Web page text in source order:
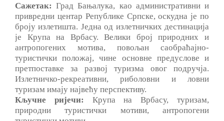
Сажетак: Град Бањалука, као административни и
привредни центар Републике Српске, оскудна je по
броју излетишта. Једна од излетничких дестинација
je Крупа на Врбасу. Велики број природних и
антропогених мотива, повољан саобраћајно-
туристички положај, чине основне предуслове и
претпоставке за развој туризма овог подручја.
Излетничко-рекреативни, риболовни и ловни
туризам имају највећу перспективу.
Кључне ријечи: Крупа на Врбасу, туризам,
природни туристички мотиви, антропогени